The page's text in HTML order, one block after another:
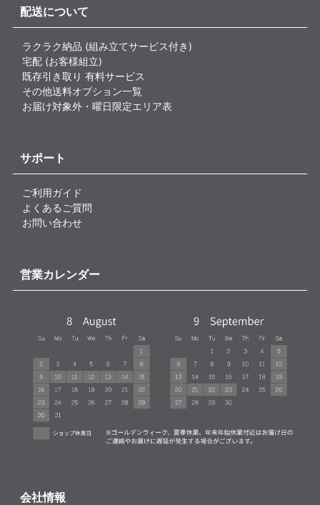
配送について
ラクラク納品 (組み立てサービス付き)
宅配 (お客様組立)
既存引き取り 有料サービス
その他送料オプション一覧
お届け対象外・曜日限定エリア表
サポート
ご利用ガイド
よくあるご質問
お問い合わせ
営業カレンダー
会社情報